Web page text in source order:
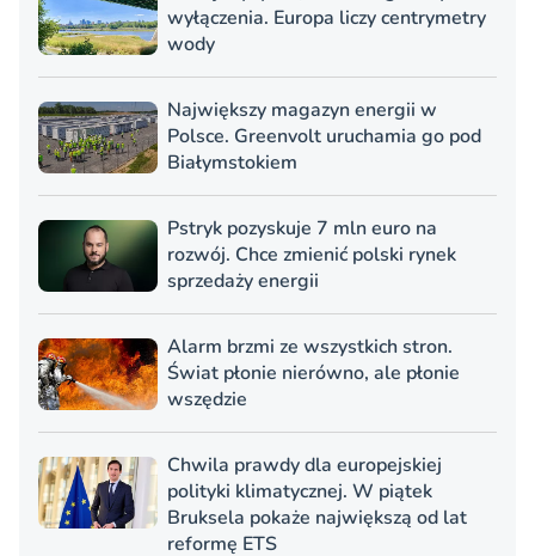
wyłączenia. Europa liczy centrymetry
wody
Największy magazyn energii w
Polsce. Greenvolt uruchamia go pod
Białymstokiem
Pstryk pozyskuje 7 mln euro na
rozwój. Chce zmienić polski rynek
sprzedaży energii
Alarm brzmi ze wszystkich stron.
Świat płonie nierówno, ale płonie
wszędzie
Chwila prawdy dla europejskiej
polityki klimatycznej. W piątek
Bruksela pokaże największą od lat
reformę ETS